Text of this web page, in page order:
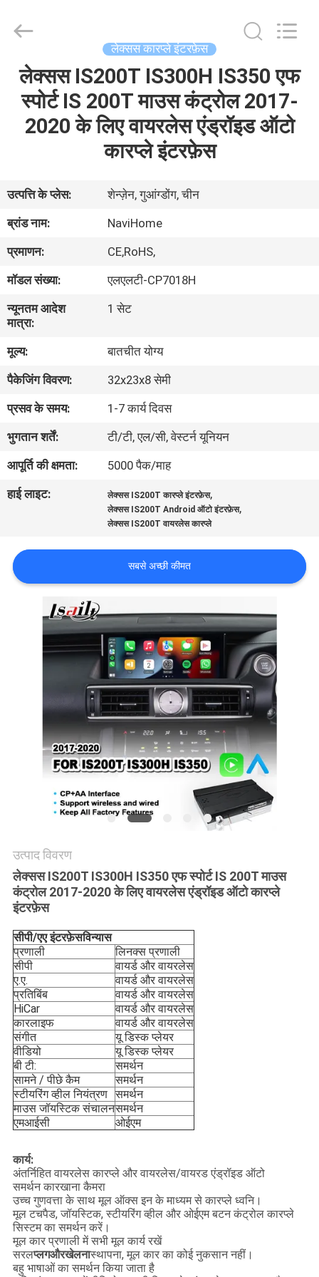
घर
उत्पादों
हमारे
कारखाना
भ्रमण
गुणवत्ता
नियंत्रण
संपर्क
करें
मामलों
साइटमैप
PRIVACY
Electron
Co.,Ltd.
Reserved.
लेक्सस कारप्ले इंटरफ़ेस
लेक्सस IS200T IS300H IS350 एफ
स्पोर्ट IS 200T माउस कंट्रोल 2017-
2020 के लिए वायरलेस एंड्रॉइड ऑटो
कारप्ले इंटरफ़ेस
उत्पत्ति के प्लेस:
शेन्ज़ेन, गुआंग्डोंग, चीन
ब्रांड नाम:
NaviHome
प्रमाणन:
CE,RoHS,
मॉडल संख्या:
एलएलटी-CP7018H
न्यूनतम आदेश
मात्रा:
1 सेट
मूल्य:
बातचीत योग्य
पैकेजिंग विवरण:
32x23x8 सेमी
प्रसव के समय:
1-7 कार्य दिवस
भुगतान शर्तें:
टी/टी, एल/सी, वेस्टर्न यूनियन
आपूर्ति की क्षमता:
5000 पैक/माह
हाई लाइट:
लेक्सस IS200T कारप्ले इंटरफ़ेस,
लेक्सस IS200T Android ऑटो इंटरफ़ेस,
लेक्सस IS200T वायरलेस कारप्ले
सबसे अच्छी कीमत
उत्पाद विवरण
लेक्सस IS200T IS300H IS350 एफ स्पोर्ट IS 200T माउस
कंट्रोल 2017-2020 के लिए वायरलेस एंड्रॉइड ऑटो कारप्ले
इंटरफ़ेस
सीपी/एए इंटरफ़ेसविन्यास
प्रणाली
लिनक्स प्रणाली
सीपी
वायर्ड और वायरलेस
ए.ए.
वायर्ड और वायरलेस
प्रतिबिंब
वायर्ड और वायरलेस
HiCar
वायर्ड और वायरलेस
कारलाइफ
वायर्ड और वायरलेस
संगीत
यू डिस्क प्लेयर
वीडियो
यू डिस्क प्लेयर
बी टी:
समर्थन
सामने / पीछे कैम
समर्थन
स्टीयरिंग व्हील नियंत्रण समर्थन
माउस जॉयस्टिक संचालनसमर्थन
एमआईसी
ओईएम
कार्य:
अंतर्निहित वायरलेस कारप्ले और वायरलेस/वायरड एंड्रॉइड ऑटो
समर्थन कारखाना कैमरा
उच्च गुणवत्ता के साथ मूल ऑक्स इन के माध्यम से कारप्ले ध्वनि।
मूल टचपैड, जॉयस्टिक, स्टीयरिंग व्हील और ओईएम बटन कंट्रोल कारप्ले
सिस्टम का समर्थन करें।
मूल कार प्रणाली में सभी मूल कार्य रखें
सरलप्लगऔरखेलनास्थापना, मूल कार का कोई नुकसान नहीं।
बहु भाषाओं का समर्थन किया जाता है